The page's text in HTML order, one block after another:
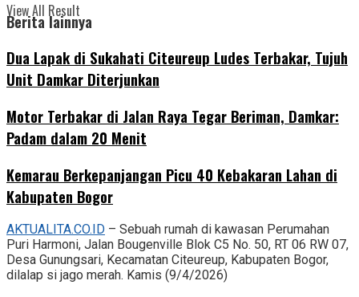
View All Result
Berita lainnya
Dua Lapak di Sukahati Citeureup Ludes Terbakar, Tujuh
Unit Damkar Diterjunkan
Motor Terbakar di Jalan Raya Tegar Beriman, Damkar:
Padam dalam 20 Menit
‎Kemarau Berkepanjangan Picu 40 Kebakaran Lahan di
Kabupaten Bogor
AKTUALITA.CO.ID – Sebuah rumah di kawasan Perumahan
Puri Harmoni, Jalan Bougenville Blok C5 No. 50, RT 06 RW 07,
Desa Gunungsari, Kecamatan Citeureup, Kabupaten Bogor,
dilalap si jago merah. Kamis (9/4/2026)